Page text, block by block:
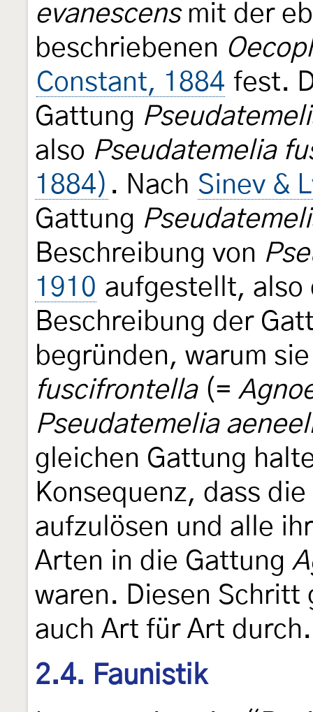
evanescensmit der
beschriebenen
Constant, 1884 fest.
Gattung
also Pseudatemelia
1884) . Nach Sinev &
Gattung
Beschreibung von
1910 aufgestellt, also
Beschreibung der
begründen, warum
fuscifrontella(=
Pseudatemelia
gleichen Gattung
Konsequenz, dass
aufzulösen und alle
Arten in die Gattung
waren. Diesen Schritt
auch Art für Art durch.
2.4. Faunistik